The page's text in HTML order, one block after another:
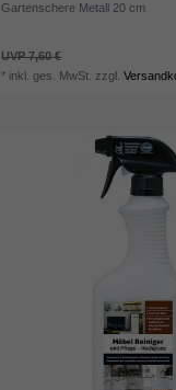
Gartenschere Metall 20 cm
UVP 7,60 €
* inkl. ges. MwSt. zzgl.